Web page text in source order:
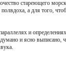
стареющего
а для того,
и
и ясно выписано,